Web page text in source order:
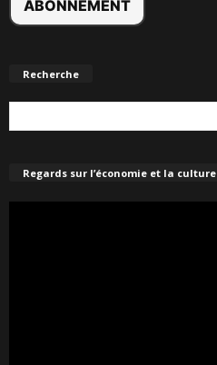
Recherche
Regards sur l’économie et la culture